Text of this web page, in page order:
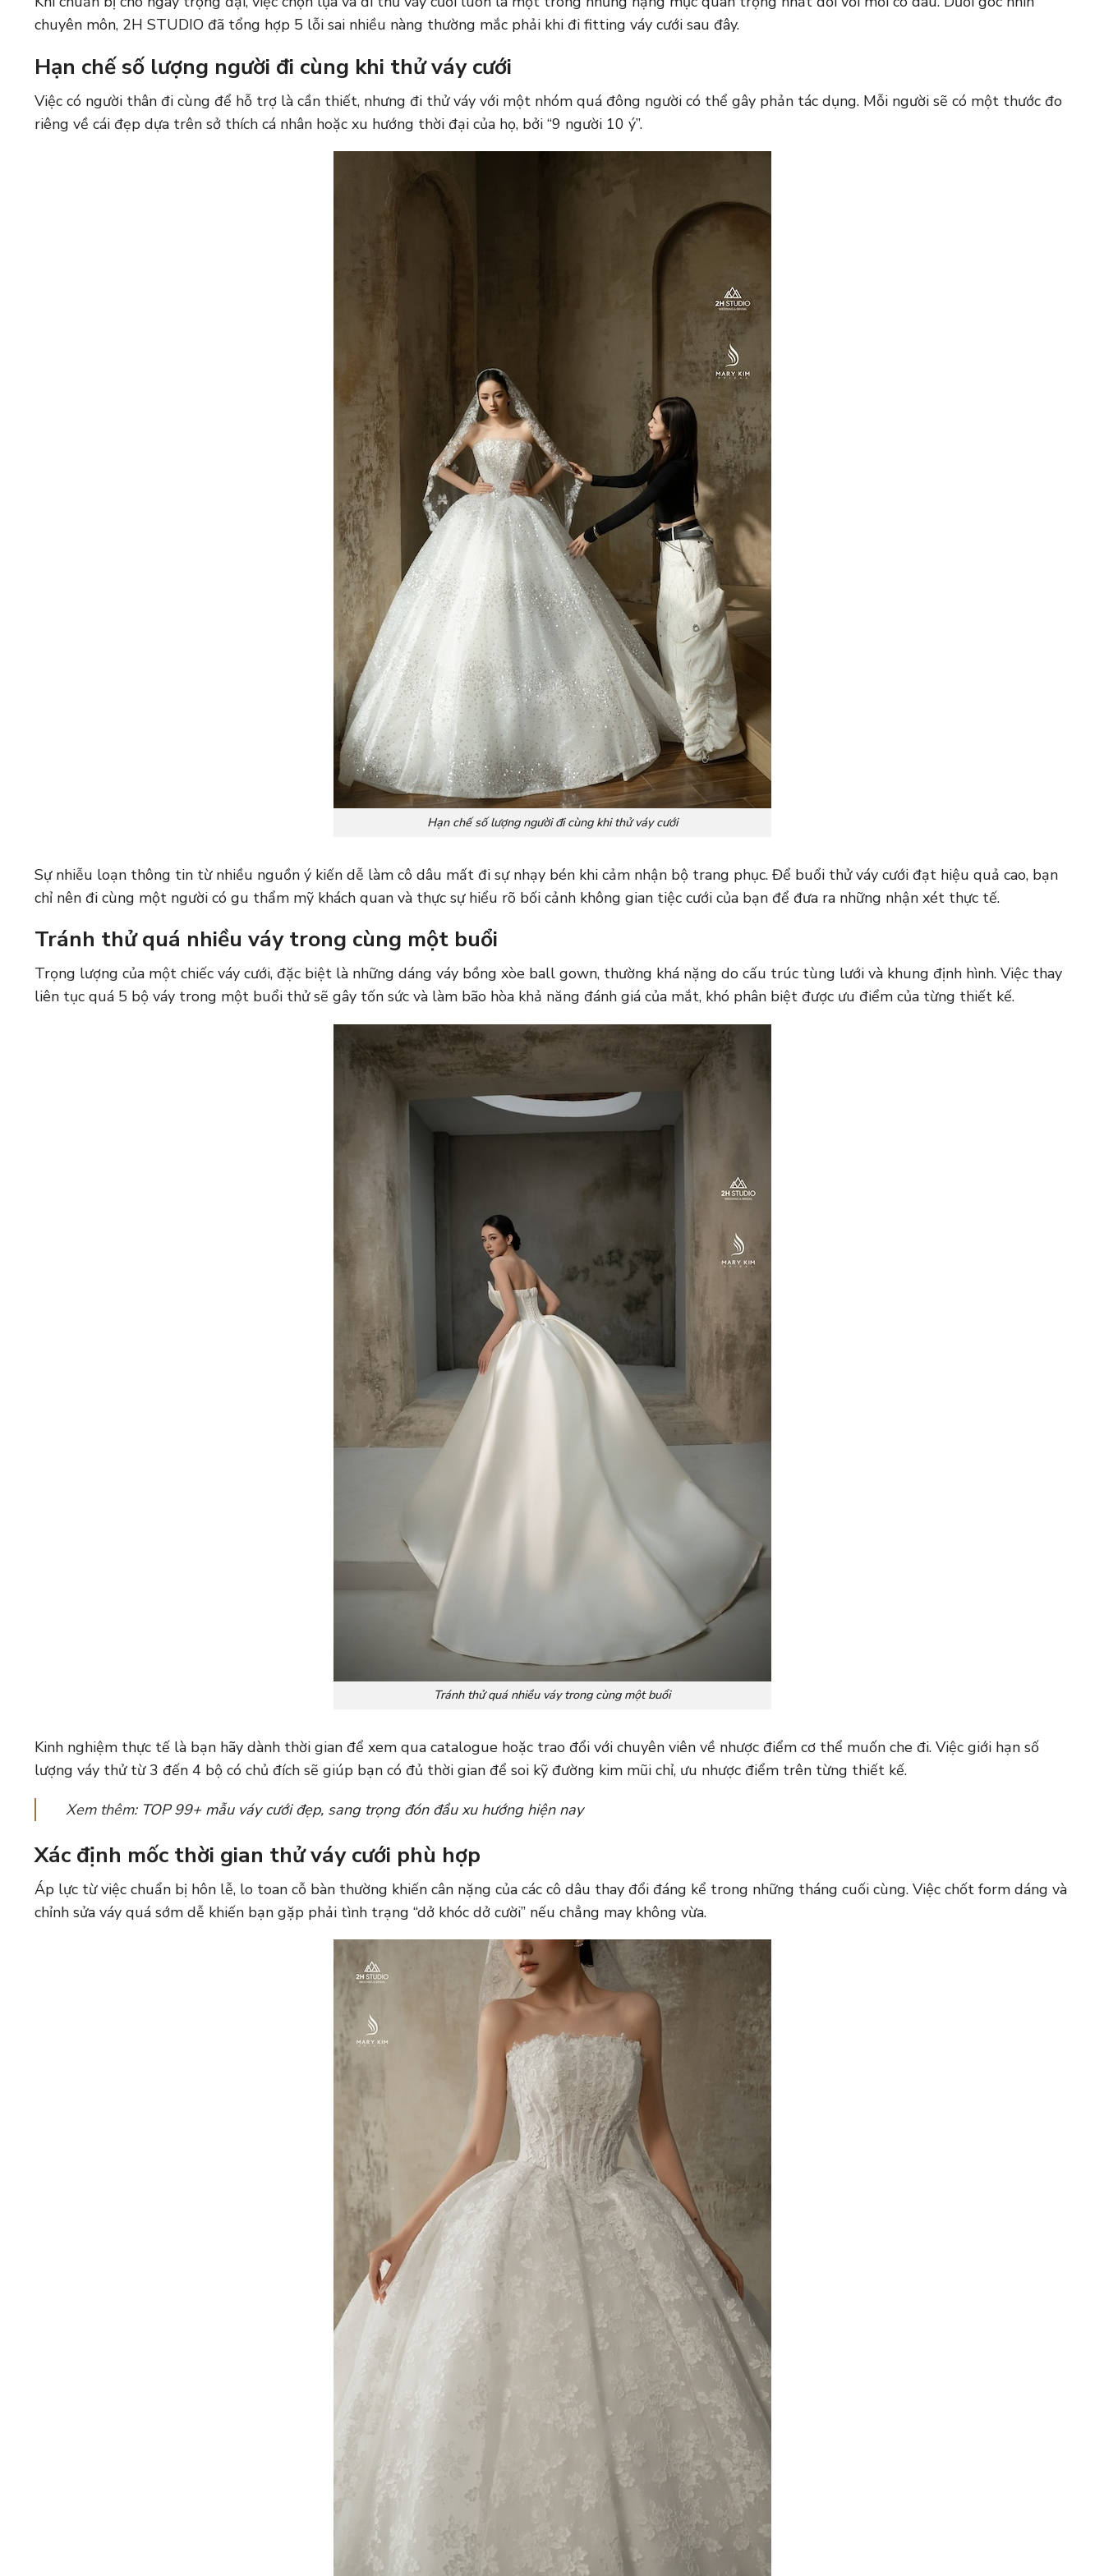
chuyên môn, 2H STUDIO đã tổng hợp 5 lỗi sai nhiều nàng thường mắc phải khi đi fitting váy cưới sau đây.
Hạn chế số lượng người đi cùng khi thử váy cưới
Việc có người thân đi cùng để hỗ trợ là cần thiết, nhưng đi thử váy với một nhóm quá đông người có thể gây phản tác dụng. Mỗi người sẽ có một thước đo
riêng về cái đẹp dựa trên sở thích cá nhân hoặc xu hướng thời đại của họ, bởi “9 người 10 ý”.
Hạn chế số lượng người đi cùng khi thử váy cưới
Sự nhiễu loạn thông tin từ nhiều nguồn ý kiến dễ làm cô dâu mất đi sự nhạy bén khi cảm nhận bộ trang phục. Để buổi thử váy cưới đạt hiệu quả cao, bạn
chỉ nên đi cùng một người có gu thẩm mỹ khách quan và thực sự hiểu rõ bối cảnh không gian tiệc cưới của bạn để đưa ra những nhận xét thực tế.
Tránh thử quá nhiều váy trong cùng một buổi
Trọng lượng của một chiếc váy cưới, đặc biệt là những dáng váy bồng xòe ball gown, thường khá nặng do cấu trúc tùng lưới và khung định hình. Việc thay
liên tục quá 5 bộ váy trong một buổi thử sẽ gây tốn sức và làm bão hòa khả năng đánh giá của mắt, khó phân biệt được ưu điểm của từng thiết kế.
Tránh thử quá nhiều váy trong cùng một buổi
Kinh nghiệm thực tế là bạn hãy dành thời gian để xem qua catalogue hoặc trao đổi với chuyên viên về nhược điểm cơ thể muốn che đi. Việc giới hạn số
lượng váy thử từ 3 đến 4 bộ có chủ đích sẽ giúp bạn có đủ thời gian để soi kỹ đường kim mũi chỉ, ưu nhược điểm trên từng thiết kế.
Xem thêm: TOP 99+ mẫu váy cưới đẹp, sang trọng đón đầu xu hướng hiện nay
Xác định mốc thời gian thử váy cưới phù hợp
Áp lực từ việc chuẩn bị hôn lễ, lo toan cỗ bàn thường khiến cân nặng của các cô dâu thay đổi đáng kể trong những tháng cuối cùng. Việc chốt form dáng và
chỉnh sửa váy quá sớm dễ khiến bạn gặp phải tình trạng “dở khóc dở cười” nếu chẳng may không vừa.